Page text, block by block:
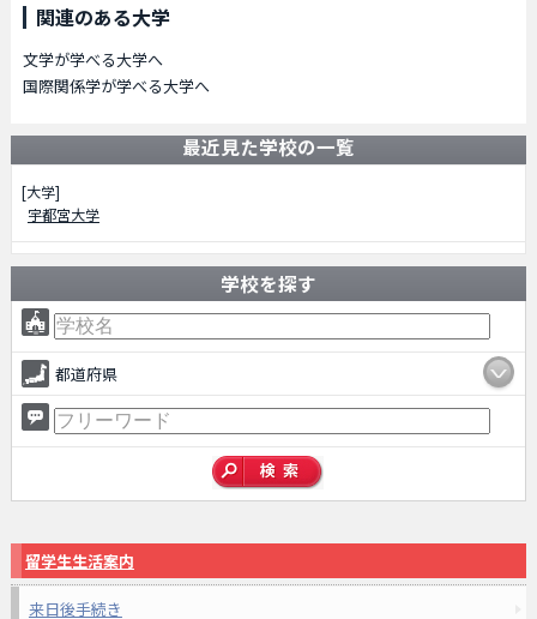
関連のある大学
文学が学べる大学へ
国際関係学が学べる大学へ
最近見た学校の一覧
[大学]
宇都宮大学
学校を探す
都道府県
留学生生活案内
来日後手続き